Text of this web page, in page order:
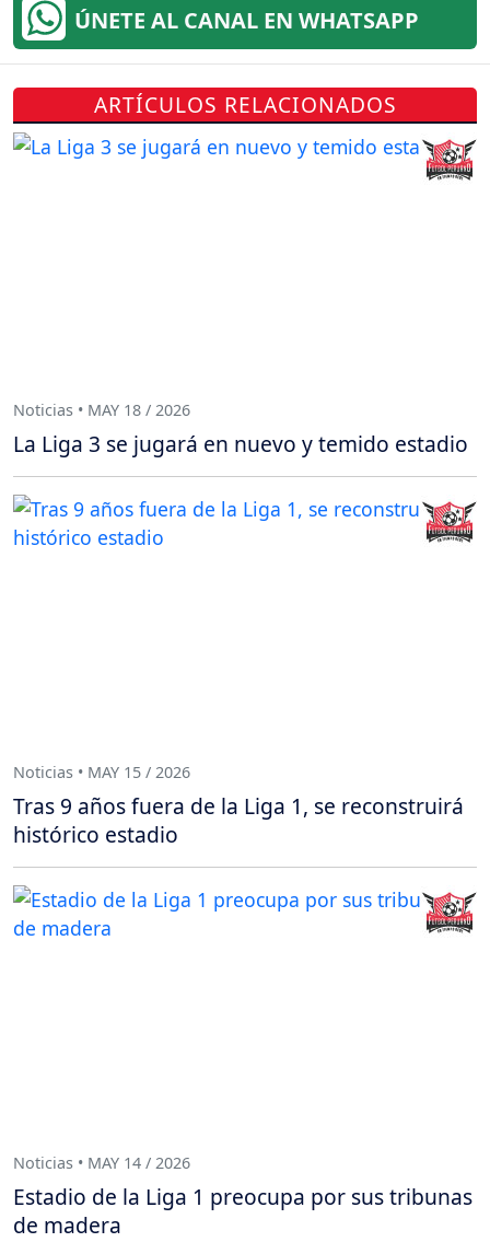
ÚNETE AL CANAL EN WHATSAPP
ARTÍCULOS RELACIONADOS
Noticias • MAY 18 / 2026
La Liga 3 se jugará en nuevo y temido estadio
Noticias • MAY 15 / 2026
Tras 9 años fuera de la Liga 1, se reconstruirá
histórico estadio
Noticias • MAY 14 / 2026
Estadio de la Liga 1 preocupa por sus tribunas
de madera